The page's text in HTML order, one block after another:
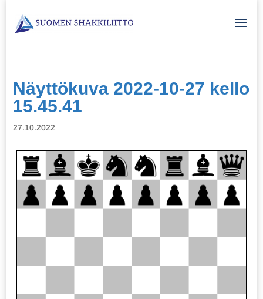
Näyttökuva 2022-10-27 kello
15.45.41
27.10.2022